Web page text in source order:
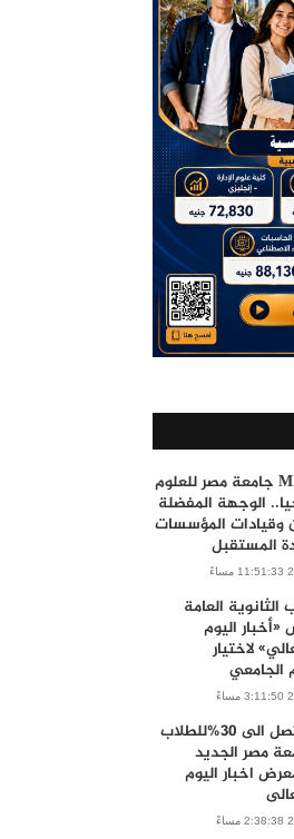
برنامج MBA جامعة مصر للعلوم
الوجهة المفضلة
وقيادات المؤسسات
المستقبل
العامة
اليوم
لاختيار
خصومات تصل الى 30%للطلاب
مصر الجديد
اخبار اليوم